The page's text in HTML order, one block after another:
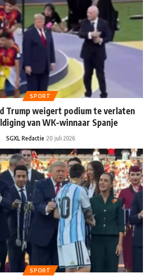
SPORT
Trump weigert podium te verlaten
van WK-winnaar Spanje
SGXL Redactie 20 juli 2026
SPORT